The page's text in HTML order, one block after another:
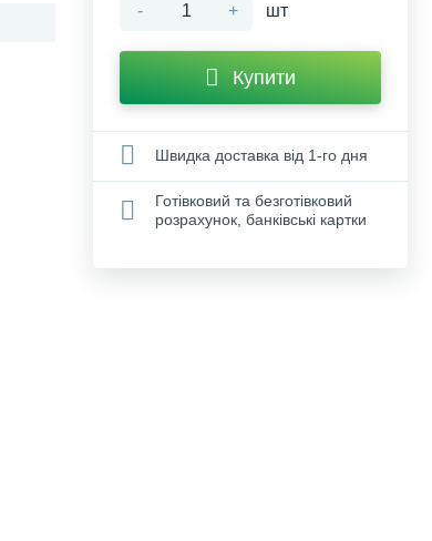
- + шт
Купити
Швидка доставка від 1-го дня
Готівковий та безготівковий
розрахунок, банківські картки